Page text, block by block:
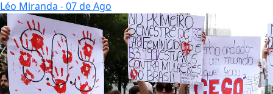
Léo Miranda- 07 de Ago